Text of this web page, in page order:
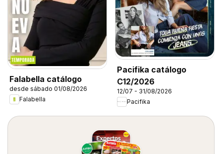
Falabella catálogo
desde sábado 01/08/2026
Falabella
Pacifika catálogo
C12/2026
12/07 - 31/08/2026
Pacifika